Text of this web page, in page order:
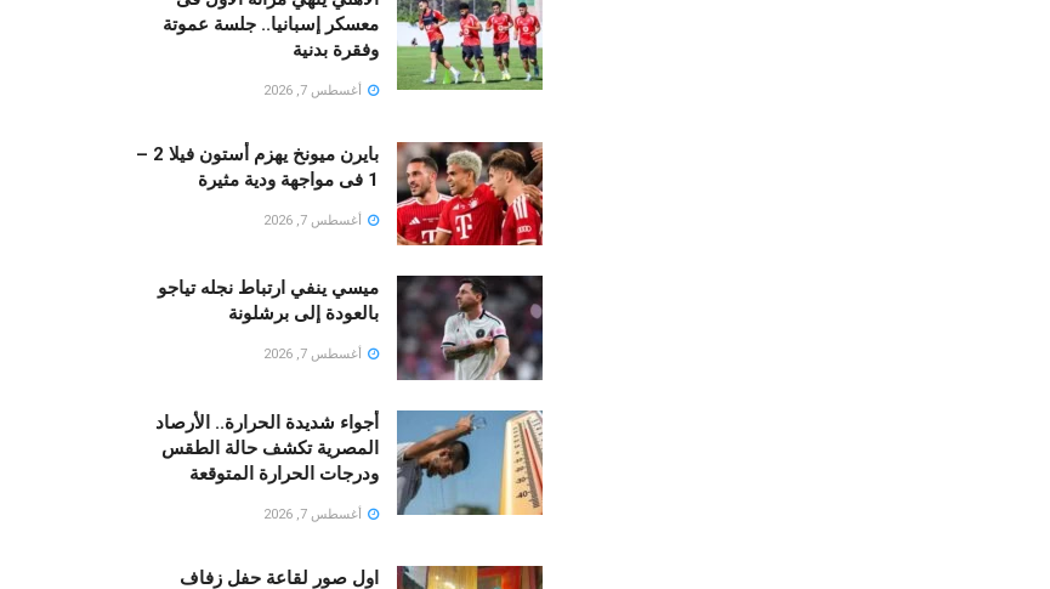
معسكر إسبانيا.. جلسة عموتة
وفقرة بدنية
أغسطس 7, 2026
بايرن ميونخ يهزم أستون فيلا 2 –
1 فى مواجهة ودية مثيرة
أغسطس 7, 2026
ميسي ينفي ارتباط نجله تياجو
بالعودة إلى برشلونة
أغسطس 7, 2026
أجواء شديدة الحرارة.. الأرصاد
المصرية تكشف حالة الطقس
ودرجات الحرارة المتوقعة
أغسطس 7, 2026
اول صور لقاعة حفل زفاف